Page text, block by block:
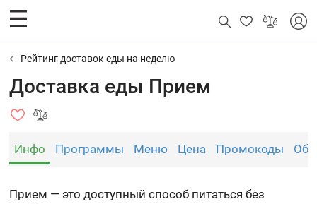
Рейтинг доставок еды на неделю
Доставка еды Прием
Инфо Программы Меню Цена Промокоды
Прием — это доступный способ питаться без